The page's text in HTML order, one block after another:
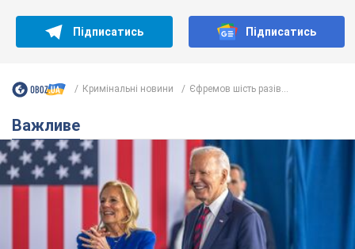
Підписатись Підписатись
Кримінальні новини Єфремов шість разів...
Важливе